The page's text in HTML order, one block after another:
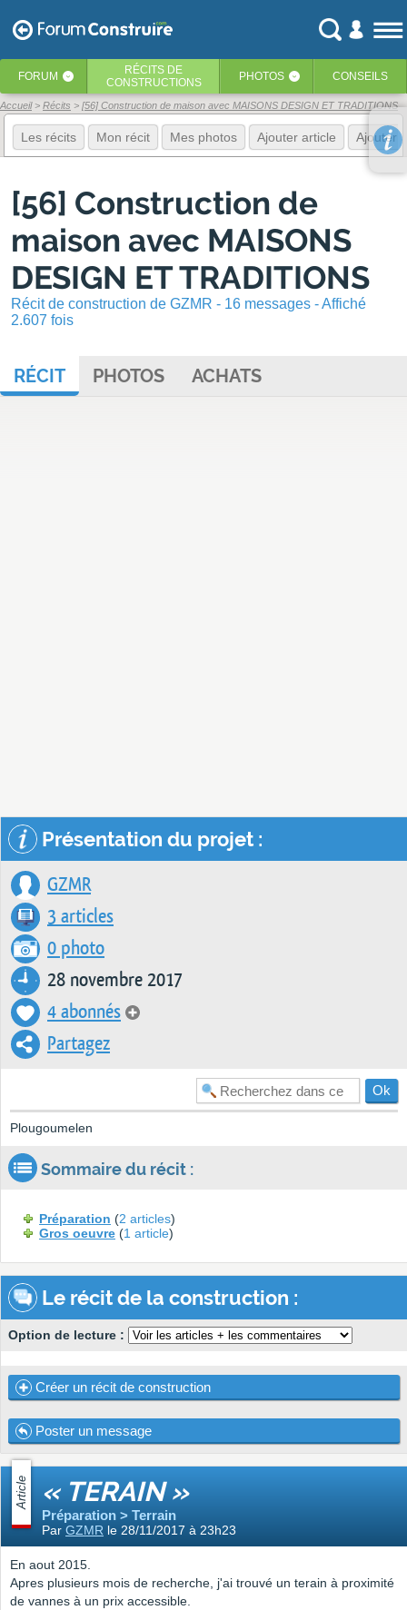
FORUM ‹ RÉCITS DE
CONSTRUCTIONS
PHOTOS ‹ CONSEILS
Accueil Récits [56] Construction de maison avec MAISONS DESIGN ET TRADITIONS
Les récits Mon récit Mes photos Ajouter article Ajouter
[56] Construction de
maison avec MAISONS
DESIGN ET TRADITIONS
Récit de construction de GZMR - 16 messages - Affiché
2.607 fois
RÉCIT PHOTOS ACHATS
Présentation du projet :
GZMR
3 articles
0 photo
28 novembre 2017
4 abonnés
Partagez
Plougoumelen
Sommaire du récit :
Préparation (2 articles)
Gros oeuvre (1 article)
Le récit de la construction :
Option de lecture :
Créer un récit de construction
Poster un message
Article « TERAIN »
Préparation > Terrain
Par GZMR le 28/11/2017 à 23h23
En aout 2015.
Apres plusieurs mois de recherche, j'ai trouvé un terain à proximité
de vannes à un prix accessible.